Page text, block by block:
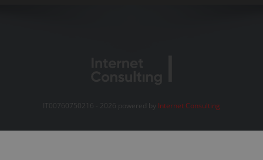
IT00760750216 - 2026 powered by Internet Consulting